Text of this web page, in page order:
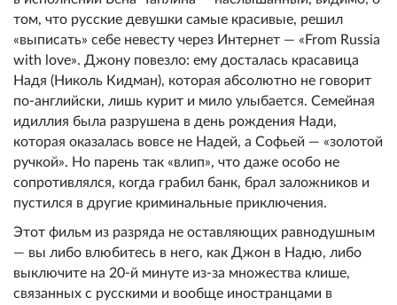
том, что русские девушки самые красивые, решил
«выписать» себе невесту через Интернет — «From Russia
with love». Джону повезло: ему досталась красавица
Надя (Николь Кидман), которая абсолютно не говорит
по-английски, лишь курит и мило улыбается. Семейная
идиллия была разрушена в день рождения Нади,
которая оказалась вовсе не Надей, а Софьей — «золотой
ручкой». Но парень так «влип», что даже особо не
сопротивлялся, когда грабил банк, брал заложников и
пустился в другие криминальные приключения.
Этот фильм из разряда не оставляющих равнодушным
— вы либо влюбитесь в него, как Джон в Надю, либо
выключите на 20-й минуте из-за множества клише,
связанных с русскими и вообще иностранцами в